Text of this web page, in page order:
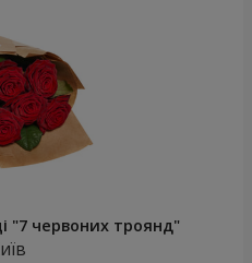
"7 червоних троянд"